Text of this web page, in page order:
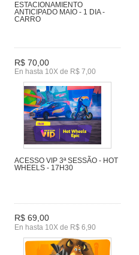
ESTACIONAMIENTO
ANTICIPADO MAIO - 1 DIA -
CARRO
R$ 70,00
En hasta 10X de R$ 7,00
ACESSO VIP 3ª SESSÃO - HOT
WHEELS - 17H30
R$ 69,00
En hasta 10X de R$ 6,90